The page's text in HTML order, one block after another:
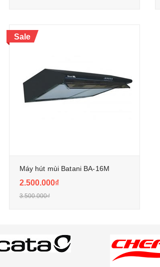
Sale
Máy hút mùi Batani BA-16M
2.500.000₫
3.500.000₫